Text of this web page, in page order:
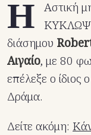
Η
Αστική
ΚΥΚΛΩΨ
διάσημου
Αιγαίο, με 80
επέλεξε ο
Δράμα.
Δείτε ακόμη: